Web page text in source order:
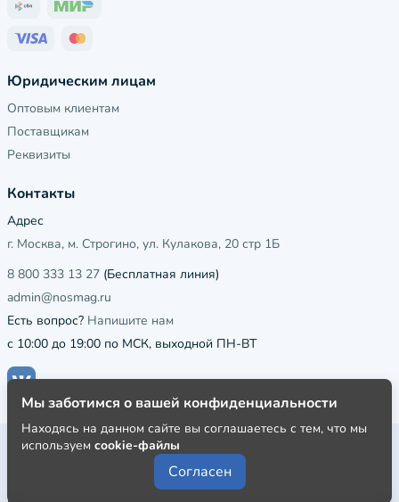
Юридическим лицам
Оптовым клиентам
Поставщикам
Реквизиты
Контакты
Адрес
г. Москва, м. Строгино, ул. Кулакова, 20 стр 1Б
8 800 333 13 27 (Бесплатная линия)
admin@nosmag.ru
Есть вопрос? Напишите нам
с 10:00 до 19:00 по МСК, выходной ПН-ВТ
Публичная оферта
Пользовательское соглашение
Мы заботимся о вашей конфиденциальности
Находясь на данном сайте вы соглашаетесь с тем, что мы
используем cookie-файлы
Согласен